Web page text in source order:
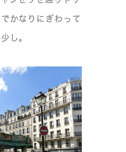
かなりにぎわって
し。